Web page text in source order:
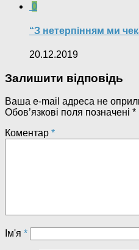
0
“З нетерпінням ми
20.12.2019
Залишити відповідь
Ваша e-mail адреса не
Обов’язкові поля позначені *
Коментар *
Ім'я *